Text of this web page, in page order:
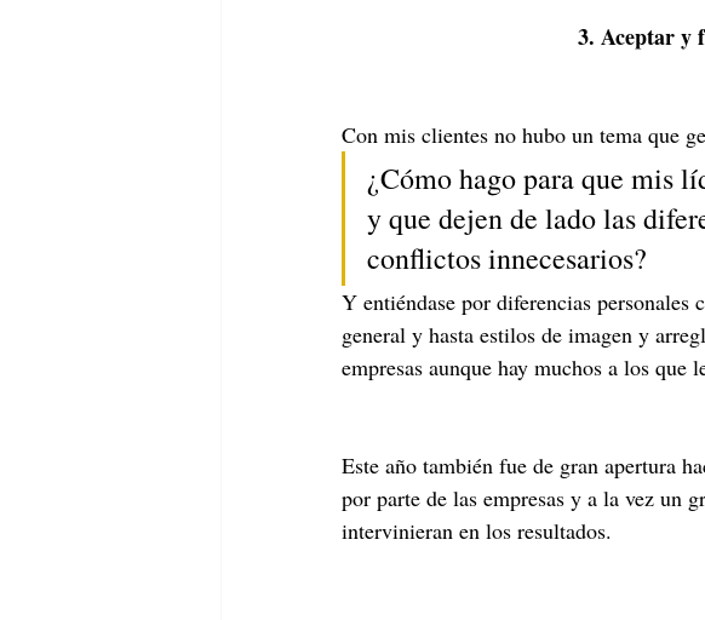
3. Aceptar y
Con mis clientes no hubo un tema que
¿Cómo hago para que mis
y que dejen de lado las
conflictos innecesarios?
Y entiéndase por diferencias personales
general y hasta estilos de imagen y
empresas aunque hay muchos a los que
Este año también fue de gran apertura
por parte de las empresas y a la vez un
intervinieran en los resultados.